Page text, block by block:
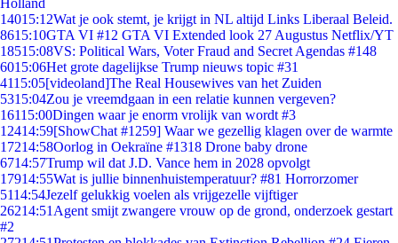
Holland
14015:12Wat je ook stemt, je krijgt in NL altijd Links Liberaal Beleid.
8615:10GTA VI #12 GTA VI Extended look 27 Augustus Netflix/YT
18515:08VS: Political Wars, Voter Fraud and Secret Agendas #148
6015:06Het grote dagelijkse Trump nieuws topic #31
4115:05[videoland]The Real Housewives van het Zuiden
5315:04Zou je vreemdgaan in een relatie kunnen vergeven?
16115:00Dingen waar je enorm vrolijk van wordt #3
12414:59[ShowChat #1259] Waar we gezellig klagen over de warmte
17214:58Oorlog in Oekraïne #1318 Drone baby drone
6714:57Trump wil dat J.D. Vance hem in 2028 opvolgt
17914:55Wat is jullie binnenhuistemperatuur? #81 Horrorzomer
5114:54Jezelf gelukkig voelen als vrijgezelle vijftiger
26214:51 Agent smijt zwangere vrouw op de grond, onderzoek gestart
#2